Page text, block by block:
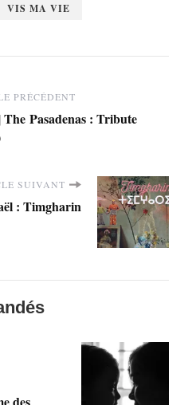
VIS MA VIE
PRÉCÉDENT
Pasadenas : Tribute
SUIVANT
: Timgharin
des